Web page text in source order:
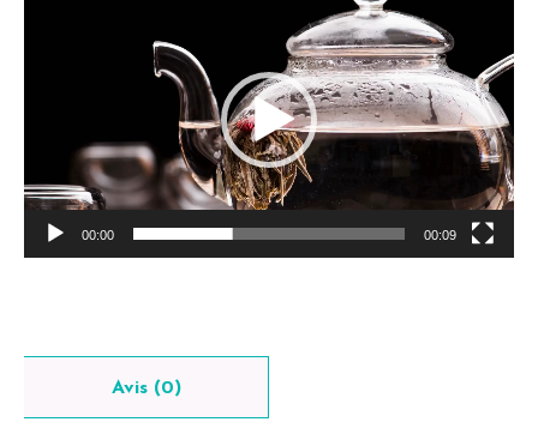
00:00 00:09
Avis (0)